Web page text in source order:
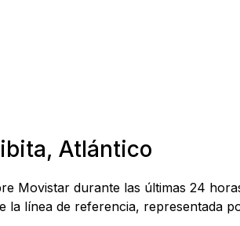
Atlántico
Movistar durante las últimas 24
la línea de referencia, representada